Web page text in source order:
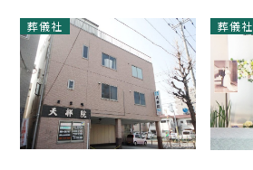
葬儀社 葬儀社